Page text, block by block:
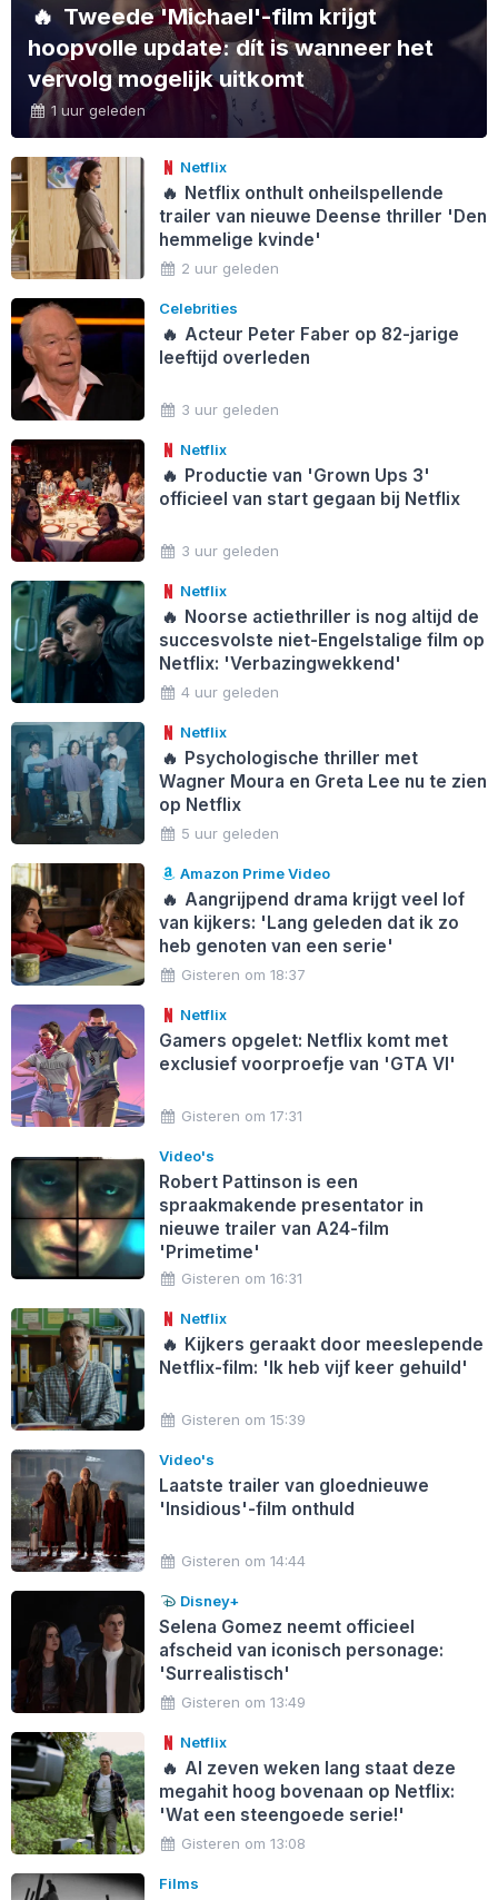
🔥 Tweede 'Michael'-film krijgt
hoopvolle update: dít is wanneer het
vervolg mogelijk uitkomt
1 uur geleden
Netflix
🔥 Netflix onthult onheilspellende
trailer van nieuwe Deense thriller 'Den
hemmelige kvinde'
2 uur geleden
Celebrities
🔥 Acteur Peter Faber op 82-jarige
leeftijd overleden
3 uur geleden
Netflix
🔥 Productie van 'Grown Ups 3'
officieel van start gegaan bij Netflix
3 uur geleden
Netflix
🔥 Noorse actiethriller is nog altijd de
succesvolste niet-Engelstalige film op
Netflix: 'Verbazingwekkend'
4 uur geleden
Netflix
🔥 Psychologische thriller met
Wagner Moura en Greta Lee nu te zien
op Netflix
5 uur geleden
Amazon Prime Video
🔥 Aangrijpend drama krijgt veel lof
van kijkers: 'Lang geleden dat ik zo
heb genoten van een serie'
Gisteren om 18:37
Netflix
Gamers opgelet: Netflix komt met
exclusief voorproefje van 'GTA VI'
Gisteren om 17:31
Video's
Robert Pattinson is een
spraakmakende presentator in
nieuwe trailer van A24-film
'Primetime'
Gisteren om 16:31
Netflix
🔥 Kijkers geraakt door meeslepende
Netflix-film: 'Ik heb vijf keer gehuild'
Gisteren om 15:39
Video's
Laatste trailer van gloednieuwe
'Insidious'-film onthuld
Gisteren om 14:44
Disney+
Selena Gomez neemt officieel
afscheid van iconisch personage:
'Surrealistisch'
Gisteren om 13:49
Netflix
🔥 Al zeven weken lang staat deze
megahit hoog bovenaan op Netflix:
'Wat een steengoede serie!'
Gisteren om 13:08
Films